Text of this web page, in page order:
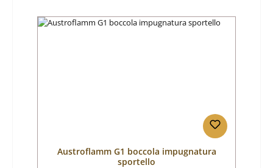
Austroflamm G1 boccola impugnatura
sportello